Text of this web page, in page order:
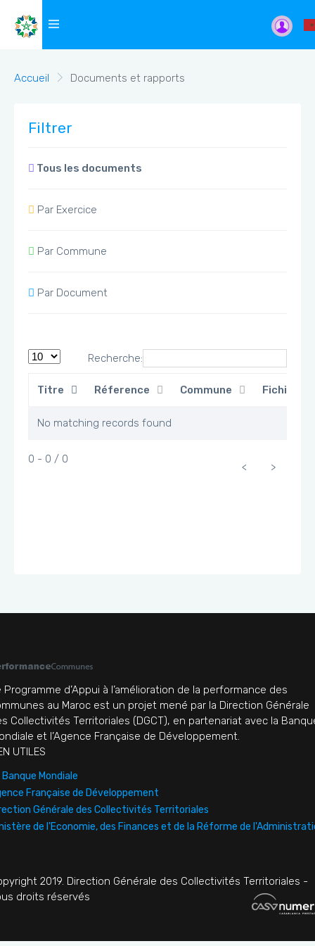
Accueil Documents et rapports
Filtrer
Tous les documents
Par Exercice
Par Commune
Par Document
Recherche:
Titre Réference Commune Fichier
No matching records found
0 - 0 / 0
< >
Programme d’Appui à l’amélioration de la performance des
au Maroc est un projet mené par la Direction Générale
Collectivités Territoriales (DGCT), en partenariat avec la
et l’Agence Française de Développement.
UTILES
Banque Mondiale
Française de Développement
Générale des Collectivités Territoriales
de l'Economie, des Finances et de la Réforme de
2019. Direction Générale des Collectivités Territoriales -
droits réservés